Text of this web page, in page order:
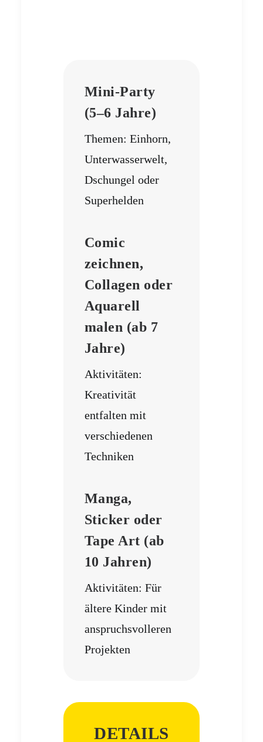
Mini-Party
(5–6 Jahre)
Themen: Einhorn,
Unterwasserwelt,
Dschungel oder
Superhelden
Comic
zeichnen,
Collagen oder
Aquarell
malen (ab 7
Jahre)
Aktivitäten:
Kreativität
entfalten mit
verschiedenen
Techniken
Manga,
Sticker oder
Tape Art (ab
10 Jahren)
Aktivitäten: Für
ältere Kinder mit
anspruchsvolleren
Projekten
DETAILS